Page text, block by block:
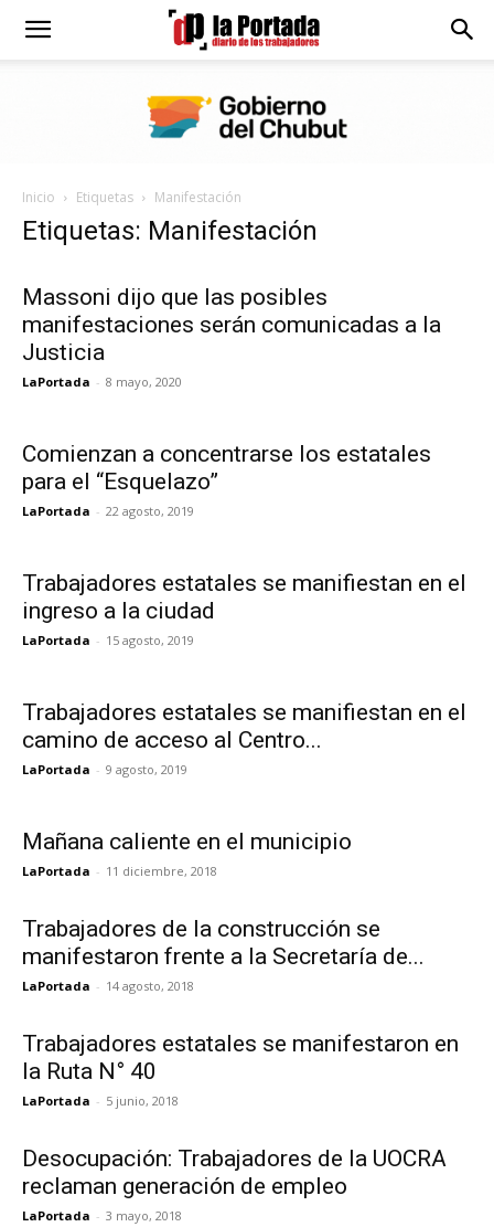
Diario
Portada
Inicio Etiquetas Manifestación
Etiquetas: Manifestación
Massoni dijo que las posibles
manifestaciones serán comunicadas a la
Justicia
LaPortada - 8 mayo, 2020
Comienzan a concentrarse los estatales
para el “Esquelazo”
LaPortada - 22 agosto, 2019
Trabajadores estatales se manifiestan en el
ingreso a la ciudad
LaPortada - 15 agosto, 2019
Trabajadores estatales se manifiestan en el
camino de acceso al Centro...
LaPortada - 9 agosto, 2019
Mañana caliente en el municipio
LaPortada - 11 diciembre, 2018
Trabajadores de la construcción se
manifestaron frente a la Secretaría de...
LaPortada - 14 agosto, 2018
Trabajadores estatales se manifestaron en
la Ruta N° 40
LaPortada - 5 junio, 2018
Desocupación: Trabajadores de la UOCRA
reclaman generación de empleo
LaPortada - 3 mayo, 2018